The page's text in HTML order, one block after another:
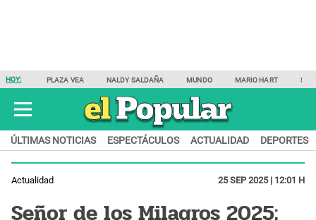
HOY: PLAZA VEA NALDY SALDAÑA MUNDO MARIO HART
ÚLTIMAS NOTICIAS ESPECTÁCULOS ACTUALIDAD DEPORTES
Actualidad 25 SEP 2025 | 12:01 H
Señor de los Milagros 2025: